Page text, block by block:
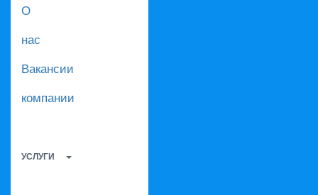
О
нас
Вакансии
компании
УСЛУГИ